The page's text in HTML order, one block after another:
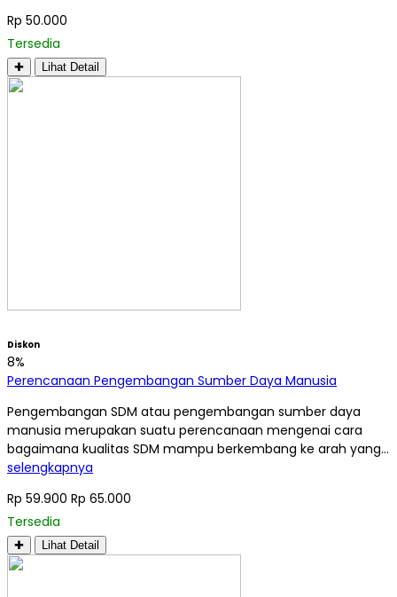
Rp 50.000
Tersedia
✚ Lihat Detail
Diskon
8%
Perencanaan Pengembangan Sumber Daya Manusia
Pengembangan SDM atau pengembangan sumber daya
manusia merupakan suatu perencanaan mengenai cara
bagaimana kualitas SDM mampu berkembang ke arah yang…
selengkapnya
Rp 59.900 Rp 65.000
Tersedia
✚ Lihat Detail